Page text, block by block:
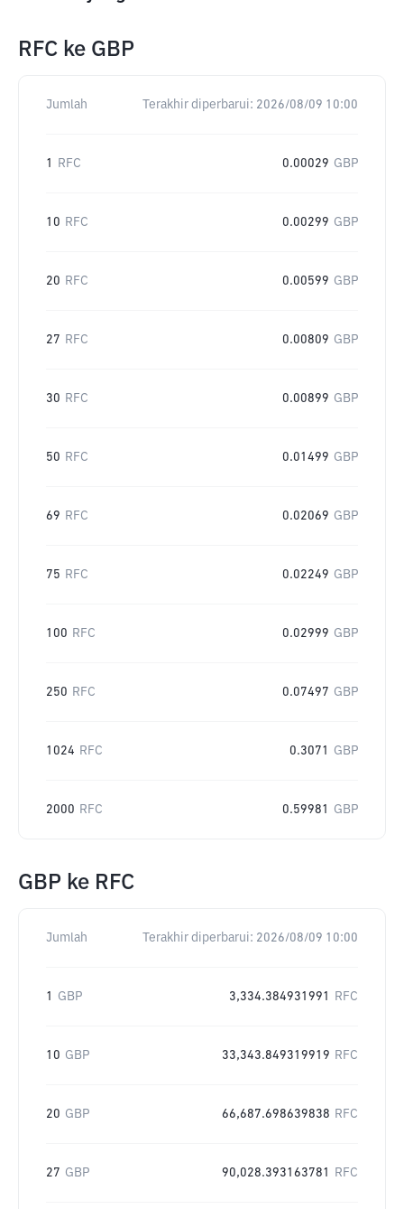
RFC ke GBP
Jumlah Terakhir diperbarui: 2026/08/09 10:00
1 RFC 0.00029 GBP
10 RFC 0.00299 GBP
20 RFC 0.00599 GBP
27 RFC 0.00809 GBP
30 RFC 0.00899 GBP
50 RFC 0.01499 GBP
69 RFC 0.02069 GBP
75 RFC 0.02249 GBP
100 RFC 0.02999 GBP
250 RFC 0.07497 GBP
1024 RFC 0.3071 GBP
2000 RFC 0.59981 GBP
GBP ke RFC
Jumlah Terakhir diperbarui: 2026/08/09 10:00
1 GBP 3,334.384931991 RFC
10 GBP 33,343.849319919 RFC
20 GBP 66,687.698639838 RFC
27 GBP 90,028.393163781 RFC